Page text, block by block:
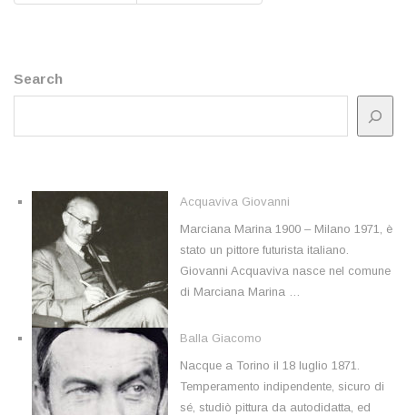
Search
Acquaviva Giovanni
Marciana Marina 1900 – Milano 1971, è
stato un pittore futurista italiano.
Giovanni Acquaviva nasce nel comune
di Marciana Marina …
Balla Giacomo
Nacque a Torino il 18 luglio 1871.
Temperamento indipendente, sicuro di
sé, studiò pittura da autodidatta, ed